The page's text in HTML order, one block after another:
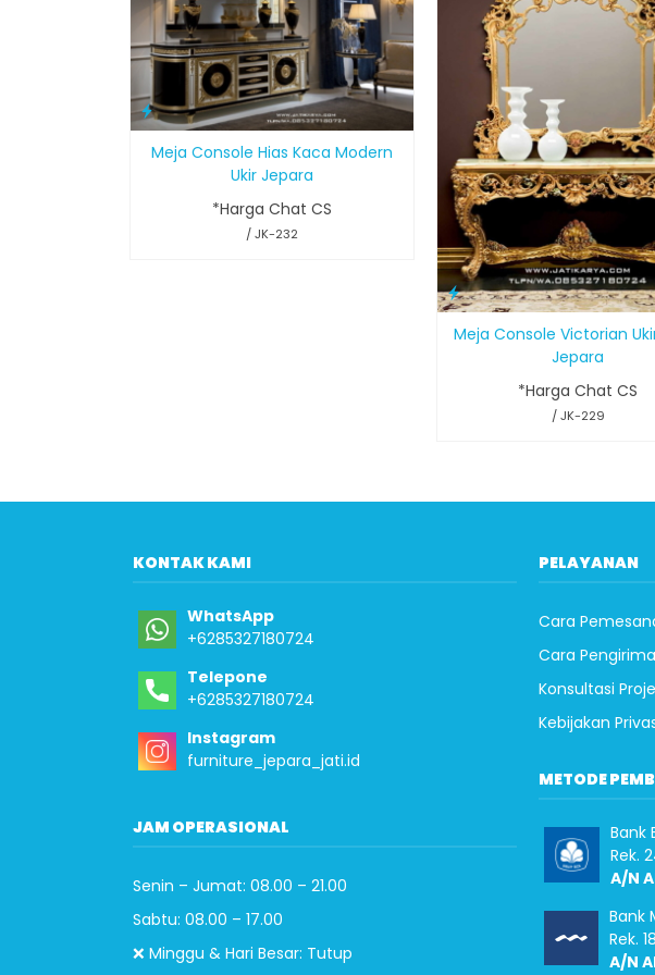
Meja Console Hias Kaca Modern
Ukir Jepara
*Harga Chat CS
/ JK-232
Meja Console Victorian
Jepara
*Harga Chat CS
/ JK-229
KONTAK KAMI
WhatsApp
+6285327180724
Telepone
+6285327180724
Instagram
furniture_jepara_jati.id
JAM OPERASIONAL
Senin – Jumat: 08.00 – 21.00
Sabtu: 08.00 – 17.00
❌ Minggu & Hari Besar: Tutup
PELAYANAN
Cara
Cara
Konsultasi
Kebijakan
METODE
Bank
Rek.
A/N
Bank
Rek.
A/N